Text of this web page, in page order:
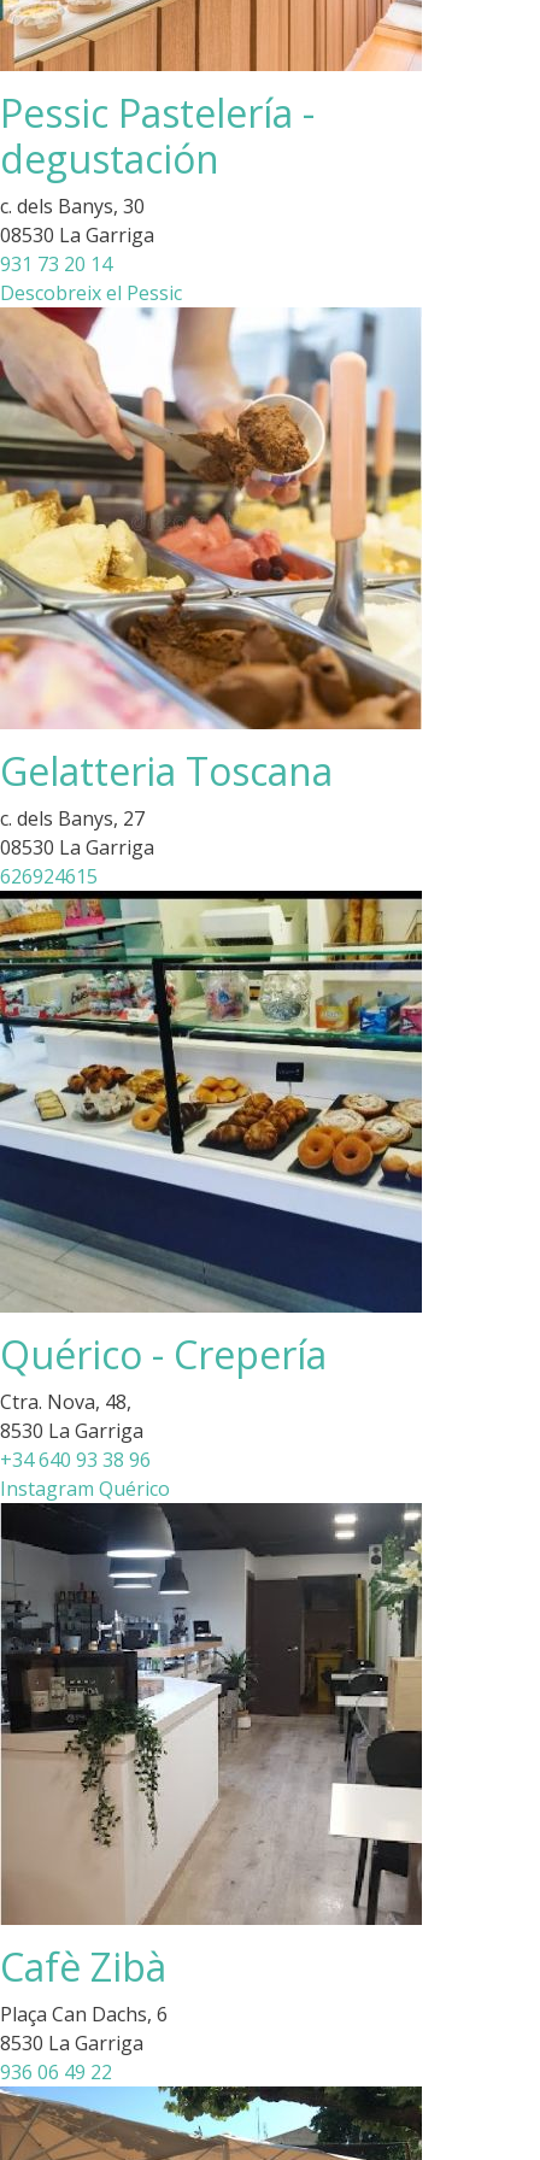
Pessic Pastelería -
degustación
c. dels Banys, 30
08530 La Garriga
931 73 20 14
Descobreix el Pessic
Gelatteria Toscana
c. dels Banys, 27
08530 La Garriga
626924615
Quérico - Crepería
Ctra. Nova, 48,
8530 La Garriga
+34 640 93 38 96
Instagram Quérico
Cafè Zibà
Plaça Can Dachs, 6
8530 La Garriga
936 06 49 22